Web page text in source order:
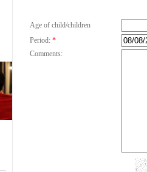
Age of child/children
Period: *
Comments: